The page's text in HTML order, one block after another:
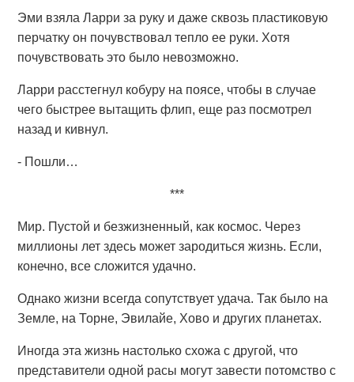
Эми взяла Ларри за руку и даже сквозь пластиковую
перчатку он почувствовал тепло ее руки. Хотя
почувствовать это было невозможно.
Ларри расстегнул кобуру на поясе, чтобы в случае
чего быстрее вытащить флип, еще раз посмотрел
назад и кивнул.
- Пошли…
***
Мир. Пустой и безжизненный, как космос. Через
миллионы лет здесь может зародиться жизнь. Если,
конечно, все сложится удачно.
Однако жизни всегда сопутствует удача. Так было на
Земле, на Торне, Эвилайе, Хово и других планетах.
Иногда эта жизнь настолько схожа с другой, что
представители одной расы могут завести потомство с